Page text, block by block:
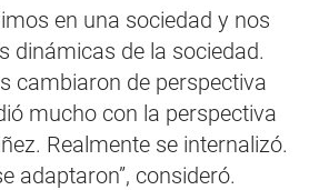
en una sociedad y nos
dinámicas de la sociedad.
cambiaron de perspectiva
mucho con la perspectiva
Realmente se internalizó.
adaptaron”, consideró.